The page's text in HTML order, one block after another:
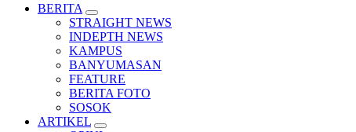
BERITA
STRAIGHT NEWS
INDEPTH NEWS
KAMPUS
BANYUMASAN
FEATURE
BERITA FOTO
SOSOK
ARTIKEL